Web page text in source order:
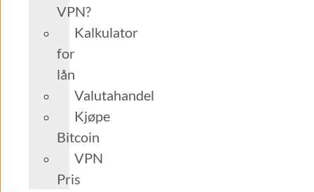
VPN?
Kalkulator
for
lån
Valutahandel
Kjøpe
Bitcoin
VPN
Pris